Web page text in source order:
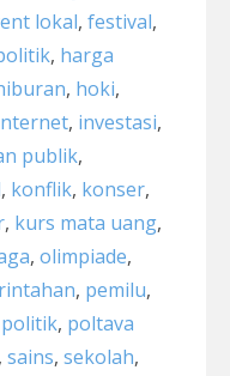
lokal, festival,
, harga
, hoki,
, investasi,
publik,
, konflik, konser,
, kurs mata uang,
, olimpiade,
, pemilu,
politik, poltava
, sains, sekolah,